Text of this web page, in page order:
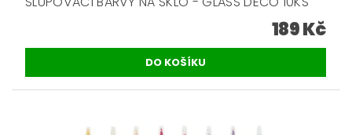
189 Kč